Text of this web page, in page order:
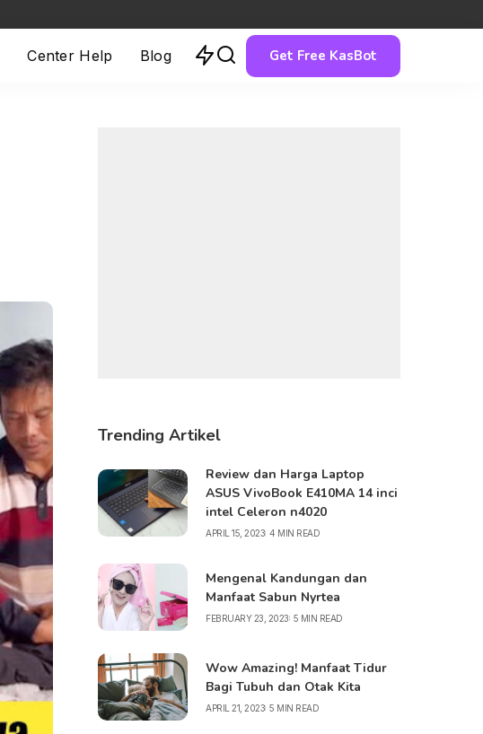
Center Help Blog Get Free KasBot
Trending Artikel
Review dan Harga Laptop
ASUS VivoBook E410MA 14 inci
intel Celeron n4020
APRIL 15, 2023 4 MIN READ
Mengenal Kandungan dan
Manfaat Sabun Nyrtea
FEBRUARY 23, 2023 5 MIN READ
Wow Amazing! Manfaat Tidur
Bagi Tubuh dan Otak Kita
APRIL 21, 2023 5 MIN READ